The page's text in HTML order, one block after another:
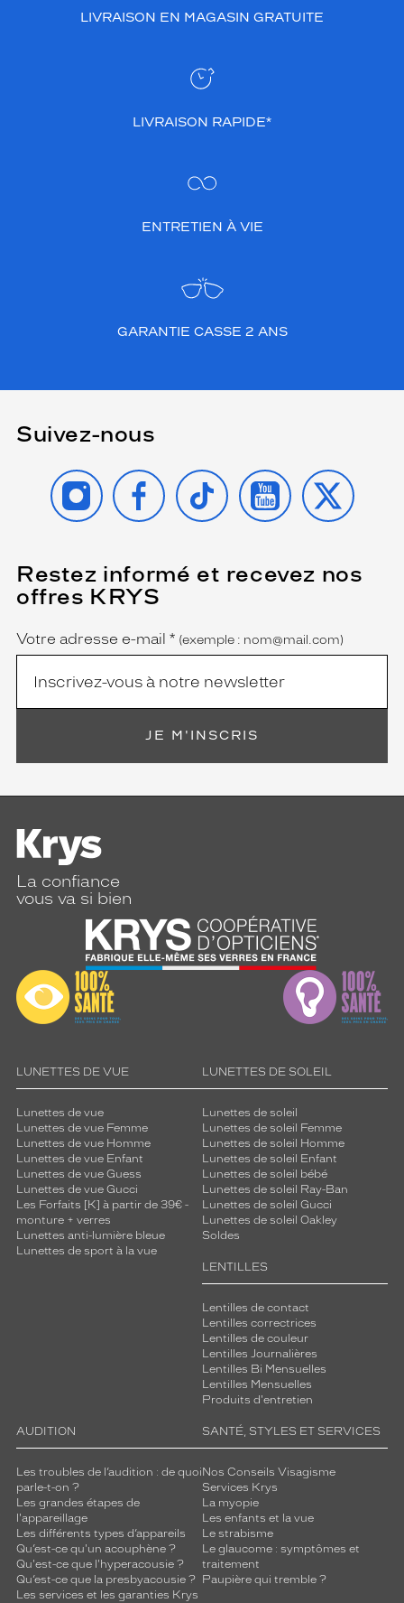
LIVRAISON EN MAGASIN GRATUITE
LIVRAISON RAPIDE*
ENTRETIEN À VIE
GARANTIE CASSE 2 ANS
Suivez-nous
INSTAGRAMFACEBOOK
TIKTOK YOUTUBE
X
Restez informé et recevez nos
offres KRYS
Name
Votre adresse e-mail *
(Ce
champ
est
(exemple : nom@mail.com)
JE M'INSCRIS
La confiance
vous va si bien
LUNETTES DE VUE
Lunettes de vue
Lunettes de vue Femme
Lunettes de vue Homme
Lunettes de vue Enfant
Lunettes de vue Guess
Lunettes de vue Gucci
Les Forfaits [K] à partir de 39€ -
monture + verres
Lunettes anti-lumière bleue
Lunettes de sport à la vue
LUNETTES DE SOLEIL
Lunettes de soleil
Lunettes de soleil Femme
Lunettes de soleil Homme
Lunettes de soleil Enfant
Lunettes de soleil bébé
Lunettes de soleil Ray-Ban
Lunettes de soleil Gucci
Lunettes de soleil Oakley
Soldes
LENTILLES
Lentilles de contact
Lentilles correctrices
Lentilles de couleur
Lentilles Journalières
Lentilles Bi Mensuelles
Lentilles Mensuelles
Produits d'entretien
AUDITION
Les troubles de l’audition : de quoi
parle-t-on ?
Les grandes étapes de
l'appareillage
Les différents types d’appareils
Qu’est-ce qu'un acouphène ?
Qu'est-ce que l'hyperacousie ?
Qu’est-ce que la presbyacousie ?
Les services et les garanties Krys
SANTÉ, STYLES ET SERVICES
Nos Conseils Visagisme
Services Krys
La myopie
Les enfants et la vue
Le strabisme
Le glaucome : symptômes et
traitement
Paupière qui tremble ?